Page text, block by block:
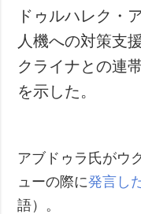
スポーツ
犯罪
事故・緊急事態
追加
写真
動画
ドゥルハレク・
人機への対策支
クライナとの連
を示した。
アブドゥラ氏がウ
ューの際に発言し
語）。